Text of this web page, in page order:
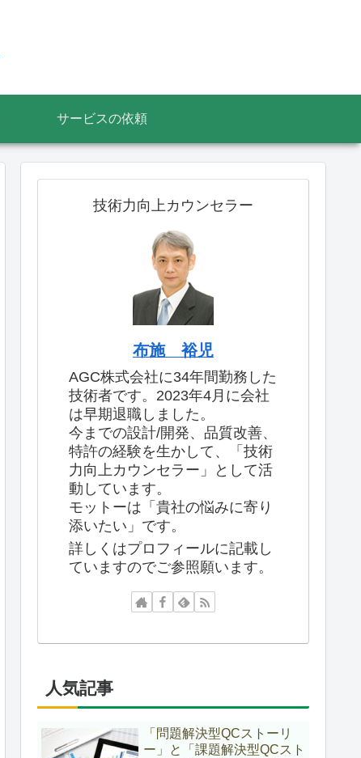
サービスの依頼
技術力向上カウンセラー
布施 裕児
AGC株式会社に34年間勤務した
技術者です。2023年4月に会社
は早期退職しました。
今までの設計/開発、品質改善、
特許の経験を生かして、「技術
力向上カウンセラー」として活
動しています。
モットーは「貴社の悩みに寄り
添いたい」です。
詳しくはプロフィールに記載し
ていますのでご参照願います。
人気記事
「問題解決型QCストーリ
ー」と「課題解決型QCスト